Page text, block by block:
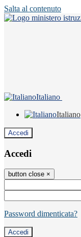
Salta al contenuto
Italiano
Italiano
Accedi
Accedi
button close ×
Password dimenticata?